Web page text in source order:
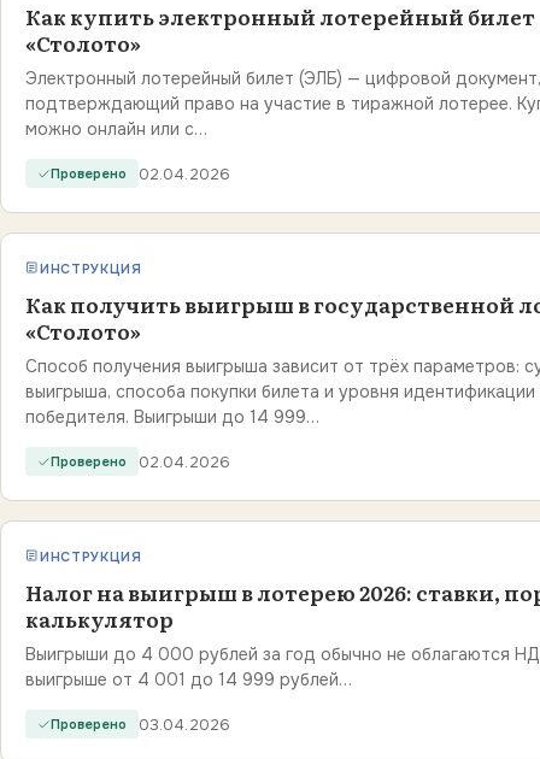
Как купить электронный лотерейный билет
«Столото»
Электронный лотерейный билет (ЭЛБ) — цифровой документ,
подтверждающий право на участие в тиражной лотерее.
можно онлайн или с…
Проверено 02.04.2026
ИНСТРУКЦИЯ
Как получить выигрыш в государственной
«Столото»
Способ получения выигрыша зависит от трёх параметров:
выигрыша, способа покупки билета и уровня идентификации
победителя. Выигрыши до 14 999…
Проверено 02.04.2026
ИНСТРУКЦИЯ
Налог на выигрыш в лотерею 2026: ставки,
калькулятор
Выигрыши до 4 000 рублей за год обычно не облагаются
выигрыше от 4 001 до 14 999 рублей…
Проверено 03.04.2026